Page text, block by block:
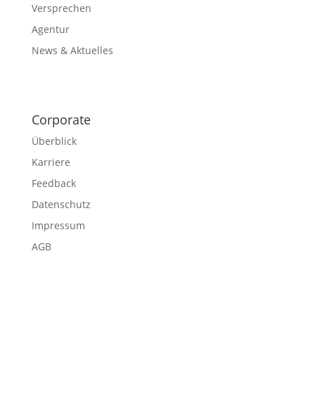
Versprechen
Agentur
News & Aktuelles
Corporate
Überblick
Karriere
Feedback
Datenschutz
Impressum
AGB